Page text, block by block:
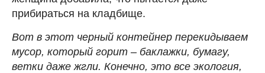
прибираться на кладбище.
Вот в этот черный контейнер перекидываем
мусор, который горит – баклажки, бумагу,
ветки даже жгли. Конечно, это все экология,